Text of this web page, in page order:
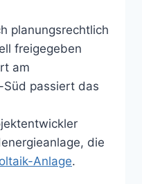
planungsrechtlich
freigegeben
am
passiert das
die
Anlage.